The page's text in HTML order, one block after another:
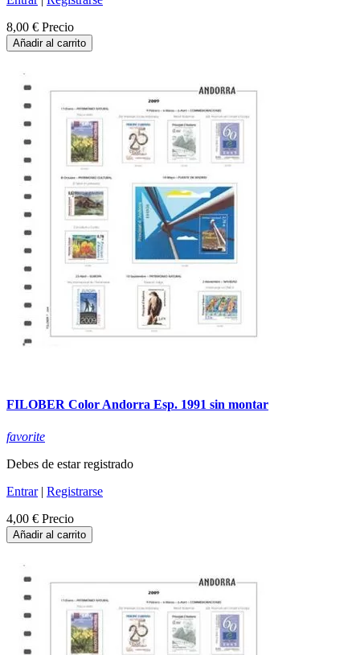
8,00 € Precio
Añadir al carrito
FILOBER Color Andorra Esp. 1991 sin montar
favorite
Debes de estar registrado
Entrar| Registrarse
4,00 € Precio
Añadir al carrito